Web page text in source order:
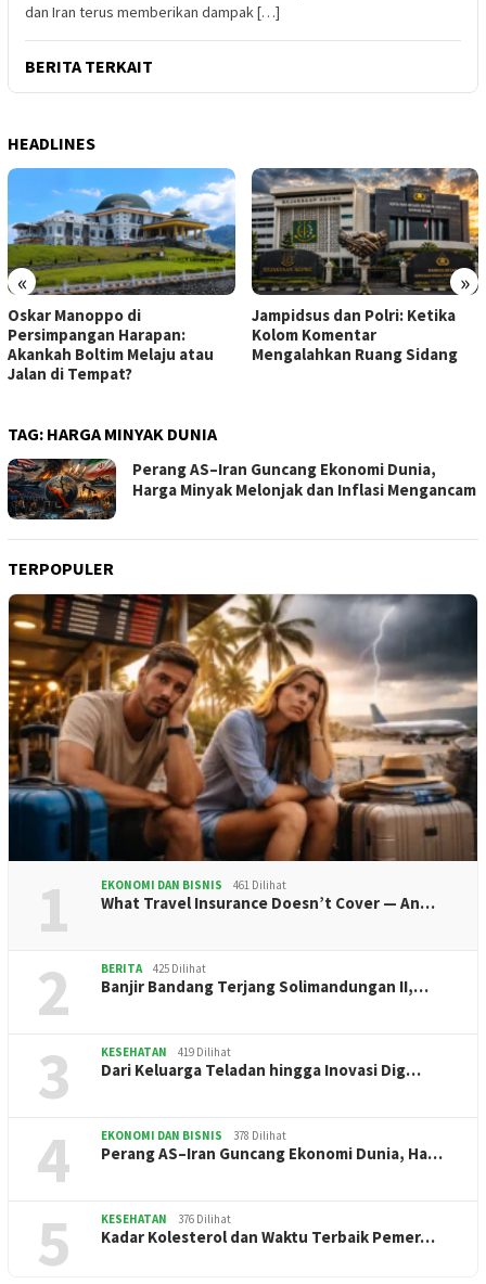
dan Iran terus memberikan dampak […]
BERITA TERKAIT
HEADLINES
« »
Oskar Manoppo di
Persimpangan Harapan:
Akankah Boltim Melaju atau
Jalan di Tempat?
Jampidsus dan Polri: Ketika
Kolom Komentar
Mengalahkan Ruang Sidang
TAG: HARGA MINYAK DUNIA
Perang AS–Iran Guncang Ekonomi Dunia,
Harga Minyak Melonjak dan Inflasi Mengancam
TERPOPULER
1 EKONOMI DAN BISNIS 461 Dilihat
What Travel Insurance Doesn’t Cover — An…
2 BERITA 425 Dilihat
Banjir Bandang Terjang Solimandungan II,…
3 KESEHATAN 419 Dilihat
Dari Keluarga Teladan hingga Inovasi Dig…
4 EKONOMI DAN BISNIS 378 Dilihat
Perang AS–Iran Guncang Ekonomi Dunia, Ha…
5 KESEHATAN 376 Dilihat
Kadar Kolesterol dan Waktu Terbaik Pemer…